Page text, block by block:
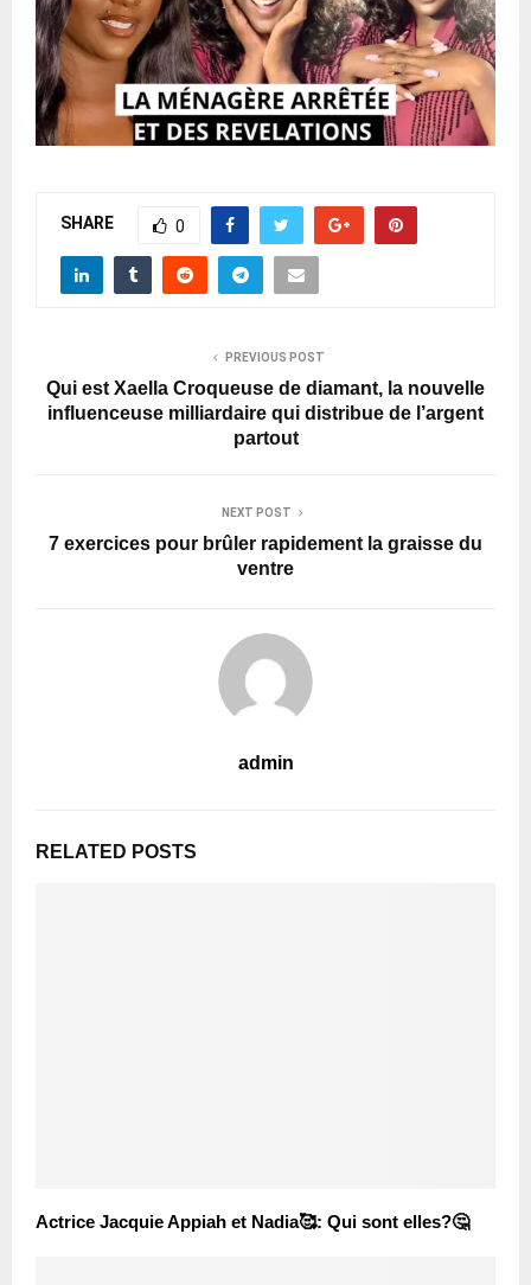
SHARE 0
PREVIOUS POST
Qui est Xaella Croqueuse de diamant, la nouvelle
influenceuse milliardaire qui distribue de l’argent
partout
NEXT POST
7 exercices pour brûler rapidement la graisse du
ventre
admin
RELATED POSTS
Actrice Jacquie Appiah et Nadia🥰: Qui sont elles?🤔